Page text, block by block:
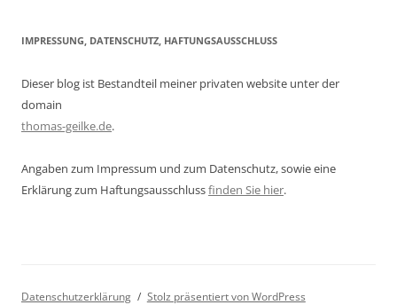
IMPRESSUNG, DATENSCHUTZ, HAFTUNGSAUSSCHLUSS
Dieser blog ist Bestandteil meiner privaten website unter der
domain
thomas-geilke.de.
Angaben zum Impressum und zum Datenschutz, sowie eine
Erklärung zum Haftungsausschlussfinden Sie hier.
Datenschutzerklärung Stolz präsentiert von WordPress